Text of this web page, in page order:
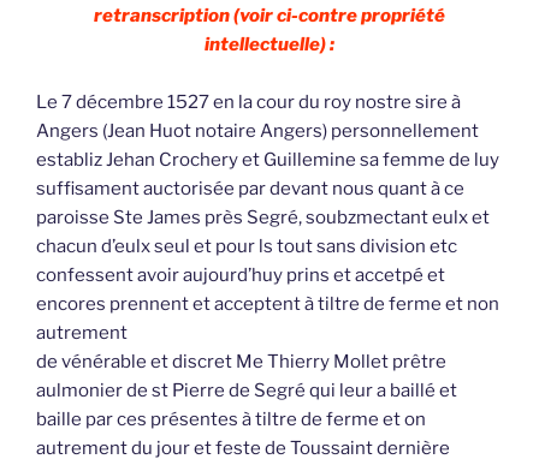
retranscription (voir ci-contre propriété
intellectuelle) :
Le 7 décembre 1527 en la cour du roy nostre sire à
Angers (Jean Huot notaire Angers) personnellement
establiz Jehan Crochery et Guillemine sa femme de luy
suffisament auctorisée par devant nous quant à ce
paroisse Ste James près Segré, soubzmectant eulx et
chacun d’eulx seul et pour ls tout sans division etc
confessent avoir aujourd’huy prins et accetpé et
encores prennent et acceptent à tiltre de ferme et non
autrement
de vénérable et discret Me Thierry Mollet prêtre
aulmonier de st Pierre de Segré qui leur a baillé et
baille par ces présentes à tiltre de ferme et on
autrement du jour et feste de Toussaint dernière